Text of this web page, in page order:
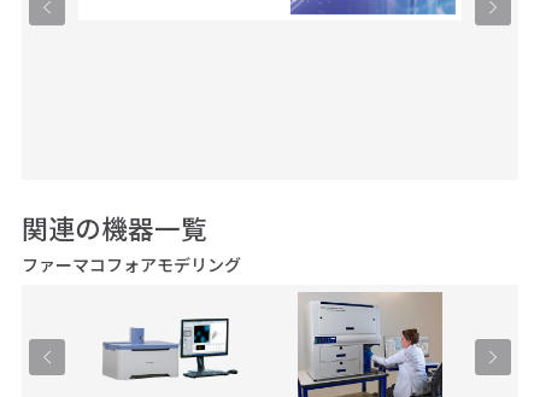
関連の機器一覧
ファーマコフォアモデリング